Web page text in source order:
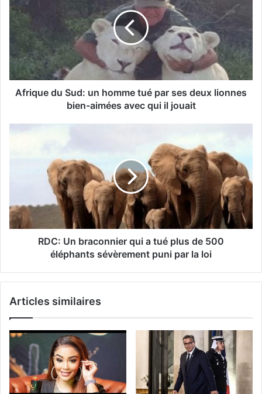
Afrique du Sud: un homme tué par ses deux lionnes
bien-aimées avec qui il jouait
RDC: Un braconnier qui a tué plus de 500
éléphants sévèrement puni par la loi
Articles similaires